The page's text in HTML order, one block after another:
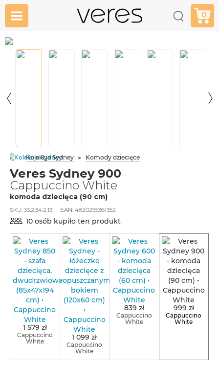
0
Kolekcja Sydney Komody dziecięce
Veres Sydney 900
Cappuccino White
komoda dziecięca (90 cm)
SKU: 33.2.34.2.13 EAN: 4820255361352
10 osób kupiło ten produkt
1 579 zł
Cappuccino
White
1 099 zł
Cappuccino
White
839 zł
Cappuccino
White
999 zł
Cappuccino
White